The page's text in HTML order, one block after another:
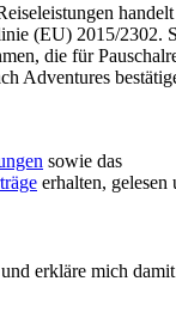
handelt
(EU) 2015/2302.
die für
Adventures
sowie das
erhalten, gelesen
und erkläre mich damit